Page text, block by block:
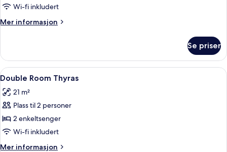
–
standard,
2
Wi-fi inkludert
Mer informasjon
Mer
–
standard,
2
Se priser
Åpne
alle
bildene
av
Double
Room
Thyras
Double Room Thyras | Senger med
5
Double Room Thyras
21 m²
Plass til 2 personer
2 enkeltsenger
Wi-fi inkludert
Mer informasjon
Mer